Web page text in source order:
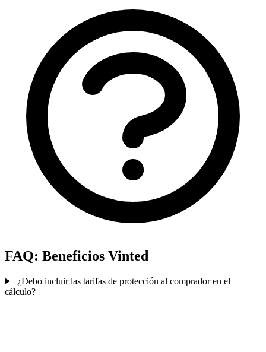
FAQ: Beneficios Vinted
¿Debo incluir las tarifas de protección al comprador en el
cálculo?